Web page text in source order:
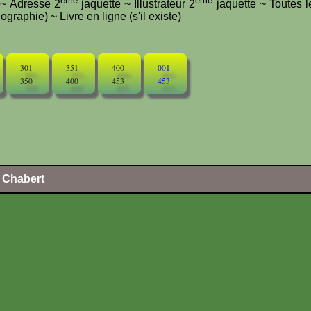
Adresse 2 jaquette ~ Illustrateur 2
jaquette ~ Toutes
~ Livre en ligne (s'il existe)
301-
350
351-
400
400-
453
001-
453
Chabert